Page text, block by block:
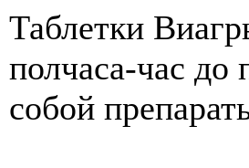
Таблетки
полчаса-час до
собой